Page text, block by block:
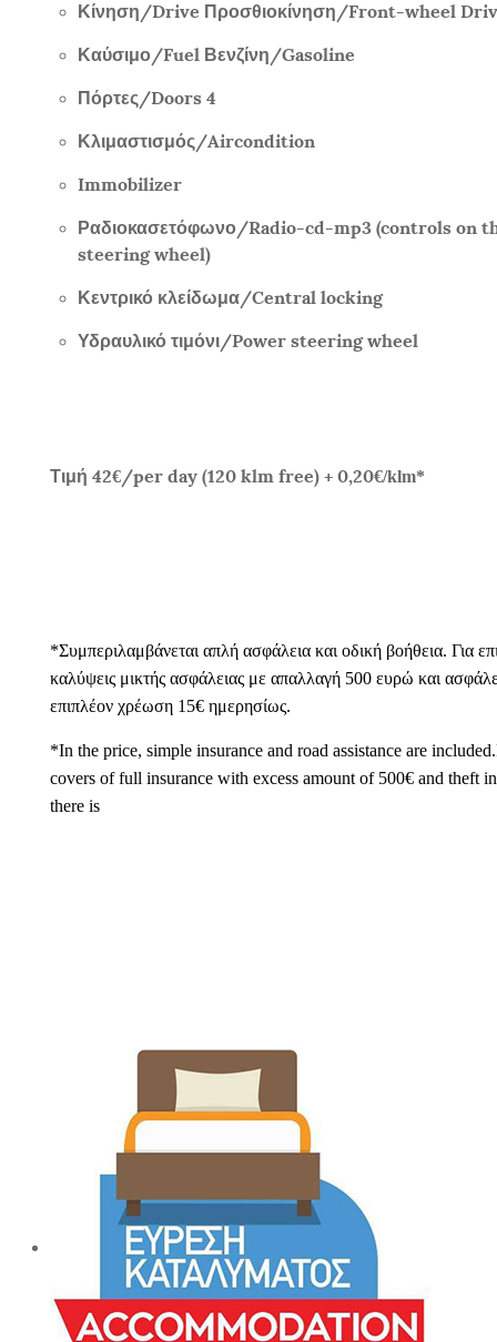
Κίνηση/Drive Προσθιοκίνηση/Front-wheel
Καύσιμο/Fuel Βενζίνη/Gasoline
Πόρτες/Doors 4
Κλιμαστισμός/Aircondition
Immobilizer
Ραδιοκασετόφωνο/Radio-cd-mp3 (controls on
steering wheel)
Κεντρικό κλείδωμα/Central locking
Υδραυλικό τιμόνι/Power steering wheel
Τιμή 42€/per day (120 klm free) + 0,20€/klm*
*Συμπεριλαμβάνεται απλή ασφάλεια και οδική βοήθεια. Για
καλύψεις μικτής ασφάλειας με απαλλαγή 500 ευρώ και
επιπλέον χρέωση 15€ ημερησίως.
*In the price, simple insurance and road assistance are
covers of full insurance with excess amount of 500€ and theft
there is